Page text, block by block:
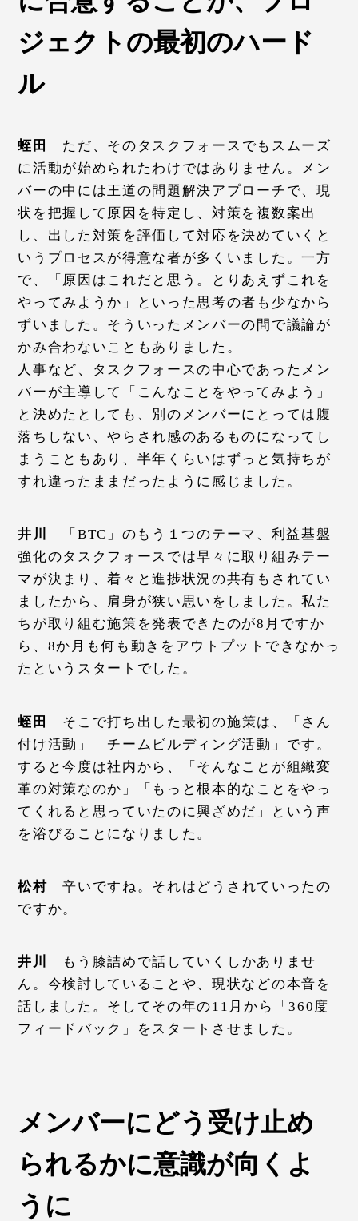
ジェクトの最初のハード
ル
蛭田
ただ、そのタスクフォースでもスムーズ
に活動が始められたわけではありません。メン
バーの中には王道の問題解決アプローチで、現
状を把握して原因を特定し、対策を複数案出
し、出した対策を評価して対応を決めていくと
いうプロセスが得意な者が多くいました。一方
で、「原因はこれだと思う。とりあえずこれを
やってみようか」といった思考の者も少なから
ずいました。そういったメンバーの間で議論が
かみ合わないこともありました。
人事など、タスクフォースの中心であったメン
バーが主導して「こんなことをやってみよう」
と決めたとしても、別のメンバーにとっては腹
落ちしない、やらされ感のあるものになってし
まうこともあり、半年くらいはずっと気持ちが
すれ違ったままだったように感じました。
井川
「BTC」のもう１つのテーマ、利益基盤
強化のタスクフォースでは早々に取り組みテー
マが決まり、着々と進捗状況の共有もされてい
ましたから、肩身が狭い思いをしました。私た
ちが取り組む施策を発表できたのが8月ですか
ら、8か月も何も動きをアウトプットできなかっ
たというスタートでした。
蛭田
そこで打ち出した最初の施策は、「さん
付け活動」「チームビルディング活動」です。
すると今度は社内から、「そんなことが組織変
革の対策なのか」「もっと根本的なことをやっ
てくれると思っていたのに興ざめだ」という声
を浴びることになりました。
松村 辛いですね。それはどうされていったの
ですか。
井川
もう膝詰めで話していくしかありませ
ん。今検討していることや、現状などの本音を
話しました。そしてその年の11月から「360度
フィードバック」をスタートさせました。
メンバーにどう受け止め
られるかに意識が向くよ
うに